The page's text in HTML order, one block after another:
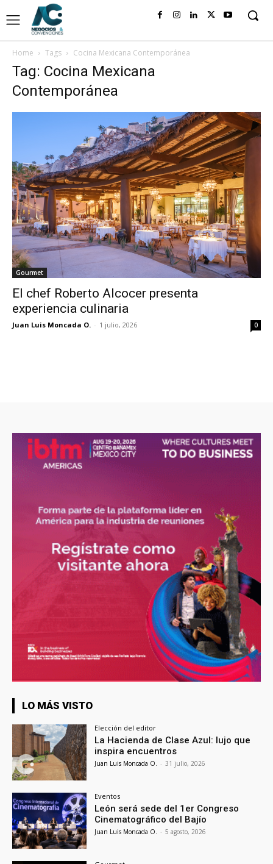
Home Tags Cocina Mexicana Contemporánea
Tag: Cocina Mexicana
Contemporánea
Gourmet
El chef Roberto Alcocer presenta
experiencia culinaria
Juan Luis Moncada O. - 1 julio, 2026 0
LO MÁS VISTO
Elección del editor
La Hacienda de Clase Azul: lujo que
inspira encuentros
Juan Luis Moncada O. - 31 julio, 2026
Eventos
León será sede del 1er Congreso
Cinematográfico del Bajío
Juan Luis Moncada O. - 5 agosto, 2026